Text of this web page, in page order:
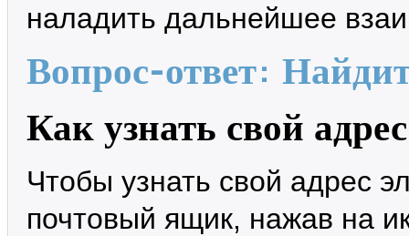
наладить дальнейшее
Вопрос-ответ:
Как узнать свой
Чтобы узнать свой адрес
почтовый ящик, нажав на